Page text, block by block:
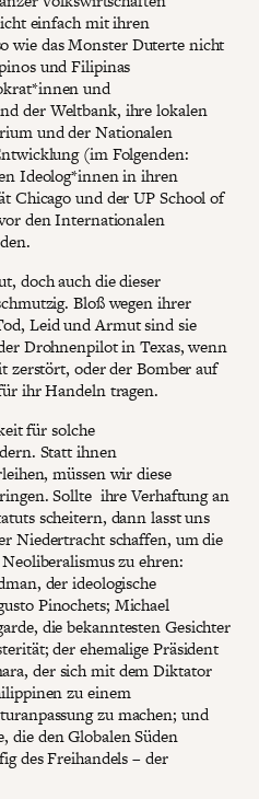
einfach mit ihren
wie das Monster Duterte nicht
und Filipinas
und
der Weltbank, ihre lokalen
und der Nationalen
(im Folgenden:
Ideolog*innen in ihren
Chicago und der UP School of
den Internationalen
doch auch die dieser
Bloß wegen ihrer
Leid und Armut sind sie
Drohnenpilot in Texas, wenn
zerstört, oder der Bomber auf
ihr Handeln tragen.
für solche
Statt ihnen
müssen wir diese
Sollte ihre Verhaftung an
scheitern, dann lasst uns
Niedertracht schaffen, um die
zu ehren:
der ideologische
Pinochets; Michael
die bekanntesten Gesichter
der ehemalige Präsident
der sich mit dem Diktator
zu einem
zu machen; und
die den Globalen Süden
des Freihandels – der